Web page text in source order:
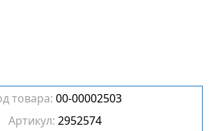
товара: 00-00002503
Артикул: 2952574